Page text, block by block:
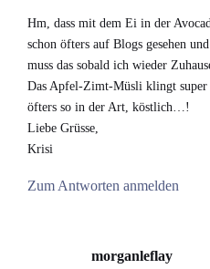
Hm, dass mit dem Ei in der
schon öfters auf Blogs gesehen
muss das sobald ich wieder
Das Apfel-Zimt-Müsli klingt super
öfters so in der Art, köstlich…!
Liebe Grüsse,
Krisi
Zum Antworten anmelden
morganleflay